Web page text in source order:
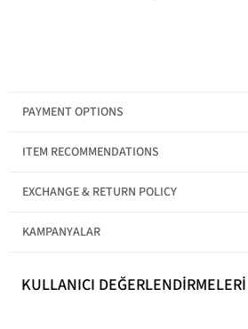
Boyut
PAYMENT OPTIONS
ITEM RECOMMENDATIONS
EXCHANGE & RETURN POLICY
KAMPANYALAR
KULLANICI DEĞERLENDİRMELERİ